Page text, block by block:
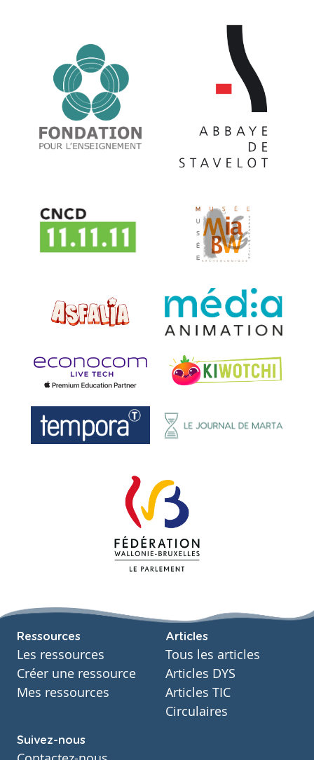
Ressources
Les ressources
Créer une ressource
Mes ressources
Articles
Tous les articles
Articles DYS
Articles TIC
Circulaires
Suivez-nous